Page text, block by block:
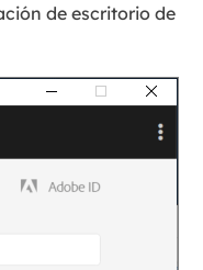
de escritorio de